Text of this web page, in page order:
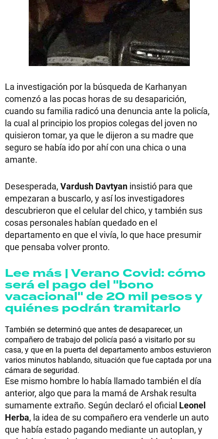
La investigación por la búsqueda de Karhanyan
comenzó a las pocas horas de su desaparición,
cuando su familia radicó una denuncia ante la policía,
la cual al principio los propios colegas del joven no
quisieron tomar, ya que le dijeron a su madre que
seguro se había ido por ahí con una chica o una
amante.
Desesperada, Vardush Davtyan insistió para que
empezaran a buscarlo, y así los investigadores
descubrieron que el celular del chico, y también sus
cosas personales habían quedado en el
departamento en que el vivía, lo que hace presumir
que pensaba volver pronto.
Lee más | Verano Covid: cómo
será el pago del "bono
vacacional" de 20 mil pesos y
quiénes podrán tramitarlo
También se determinó que antes de desaparecer, un
compañero de trabajo del policía pasó a visitarlo por su
casa, y que en la puerta del departamento ambos estuvieron
varios minutos hablando, situación que fue captada por una
cámara de seguridad.
Ese mismo hombre lo había llamado también el día
anterior, algo que para la mamá de Arshak resulta
sumamente extraño. Según declaró el oficial Leonel
Herba, la idea de su compañero era venderle un auto
que había estado pagando mediante un autoplan, y